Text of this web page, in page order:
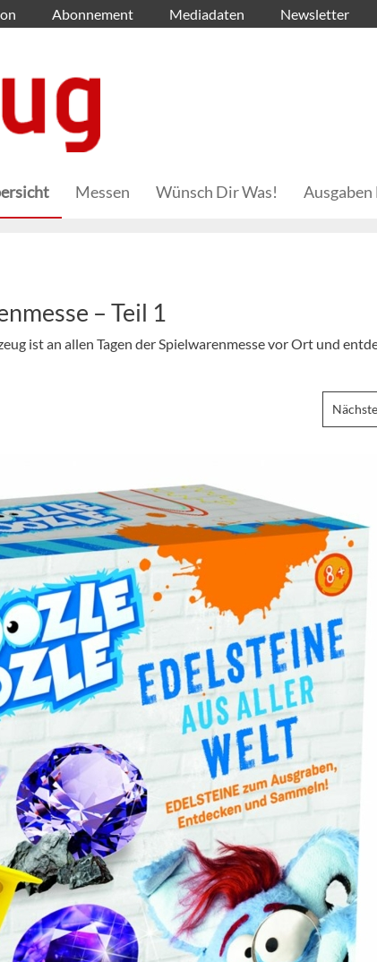
Abonnement Mediadaten Newsletter
Messen Wünsch Dir Was!
– Teil 1
ist an allen Tagen der Spielwarenmesse vor Ort und